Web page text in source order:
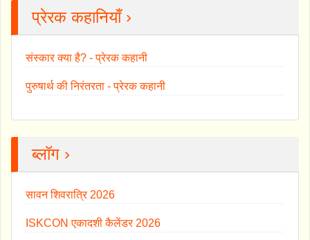
प्रेरक कहानियाँ ›
संस्कार क्या है? - प्रेरक कहानी
पुरुषार्थ की निरंतरता - प्रेरक कहानी
ब्लॉग ›
सावन शिवरात्रि 2026
ISKCON एकादशी कैलेंडर 2026